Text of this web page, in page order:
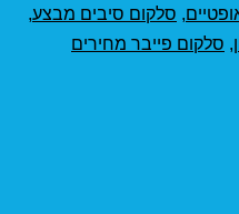
, סלקום סיבים מבצע,
, סלקום פייבר מחירים